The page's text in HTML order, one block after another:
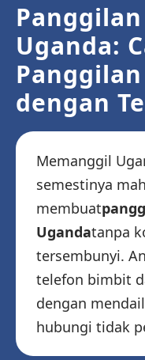
Uganda:
dengan
Memanggil
semestinya
membuat
Ugandatanpa
tersembunyi.
telefon bimbit
dengan mendail
hubungi tidak